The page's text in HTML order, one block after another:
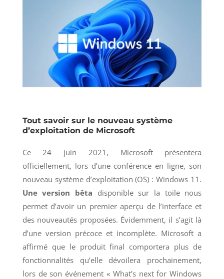
Tout savoir sur le nouveau système
d’exploitation de Microsoft
Ce 24 juin 2021, Microsoft présentera
officiellement, lors d’une conférence en ligne, son
nouveau système d’exploitation (OS) : Windows 11.
Une version bêta disponible sur la toile nous
permet d’avoir un premier aperçu de l’interface et
des nouveautés proposées. Évidemment, il s’agit là
d’une version précoce et incomplète. Microsoft a
affirmé que le produit final comportera plus de
fonctionnalités qu’elle dévoilera prochainement,
lors de son événement « What’s next for Windows